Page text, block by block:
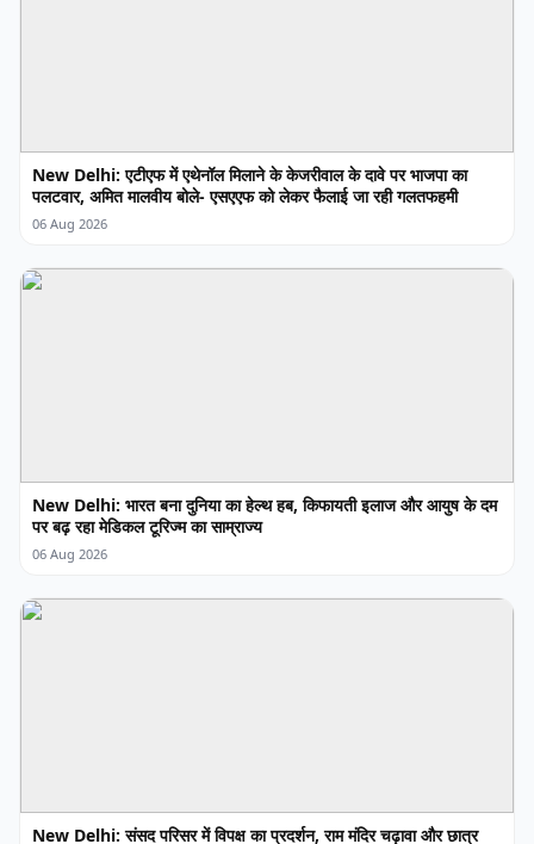
New Delhi: एटीएफ में एथेनॉल मिलाने के केजरीवाल के दावे पर भाजपा का
पलटवार, अमित मालवीय बोले- एसएएफ को लेकर फैलाई जा रही गलतफहमी
06 Aug 2026
New Delhi: भारत बना दुनिया का हेल्थ हब, किफायती इलाज और आयुष के दम
पर बढ़ रहा मेडिकल टूरिज्म का साम्राज्य
06 Aug 2026
New Delhi: संसद परिसर में विपक्ष का प्रदर्शन, राम मंदिर चढ़ावा और छात्र